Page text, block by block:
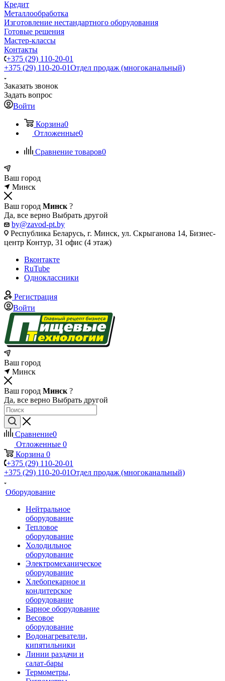
Кредит
Металлообработка
Изготовление нестандартного оборудования
Готовые решения
Мастер-классы
Контакты
+375 (29) 110-20-01
+375 (29) 110-20-01Отдел продаж (многоканальный)
Заказать звонок
Задать вопрос
Войти
Корзина0
Отложенные0
Сравнение товаров0
Ваш город
Минск
Ваш город Минск ?
Да, все верно Выбрать другой
by@zavod-pt.by
Республика Беларусь, г. Минск, ул. Скрыганова 14, Бизнес-
центр Контур, 31 офис (4 этаж)
Вконтакте
RuTube
Одноклассники
Регистрация
Войти
Ваш город
Минск
Ваш город Минск ?
Да, все верно Выбрать другой
Сравнение0
Отложенные 0
Корзина 0
+375 (29) 110-20-01
+375 (29) 110-20-01Отдел продаж (многоканальный)
Оборудование
Нейтральное
оборудование
Тепловое
оборудование
Холодильное
оборудование
Электромеханическое
оборудование
Хлебопекарное и
кондитерское
оборудование
Барное оборудование
Весовое
оборудование
Водонагреватели,
кипятильники
Линии раздачи и
салат-бары
Термометры,